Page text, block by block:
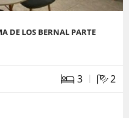
DE LOS BERNAL PARTE
3 | 2